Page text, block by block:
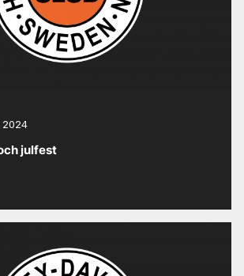
2024
julfest